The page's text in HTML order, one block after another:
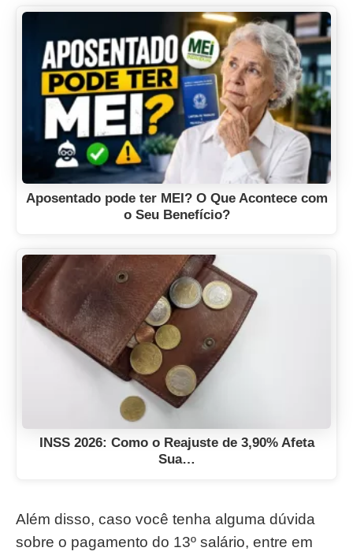
Aposentado pode ter MEI? O Que Acontece com
o Seu Benefício?
INSS 2026: Como o Reajuste de 3,90% Afeta
Sua…
Além disso, caso você tenha alguma dúvida
sobre o pagamento do 13º salário, entre em